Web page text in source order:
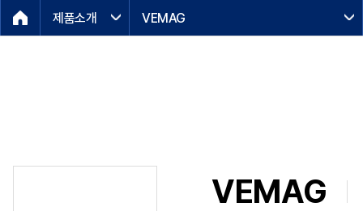
제품소개 VEMAG
VEMAG